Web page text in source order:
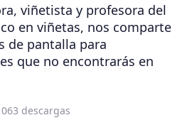
viñetista y profesora del
en viñetas, nos comparte
de pantalla para
que no encontrarás en
descargas